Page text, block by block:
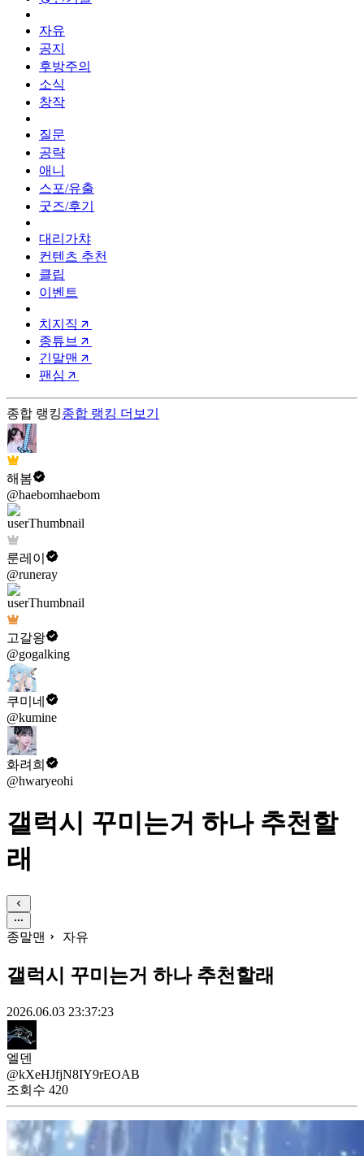
자유
공지
후방주의
소식
창작
질문
공략
애니
스포/유출
굿즈/후기
대리가챠
컨텐츠 추천
클립
이벤트
치지직
종튜브
긴말맨
팬심
종합 랭킹종합 랭킹 더보기
해봄
@haebomhaebom
룬레이
@runeray
고갈왕
@gogalking
쿠미네
@kumine
화려희
@hwaryeohi
갤럭시 꾸미는거 하나 추천할
래
종말맨 자유
갤럭시 꾸미는거 하나 추천할래
2026.06.03 23:37:23
엘덴
@kXeHJfjN8IY9rEOAB
조회수 420